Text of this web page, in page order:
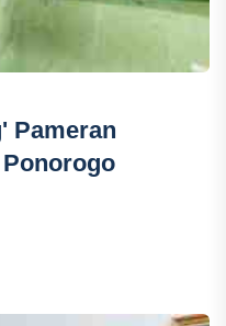
Pameran